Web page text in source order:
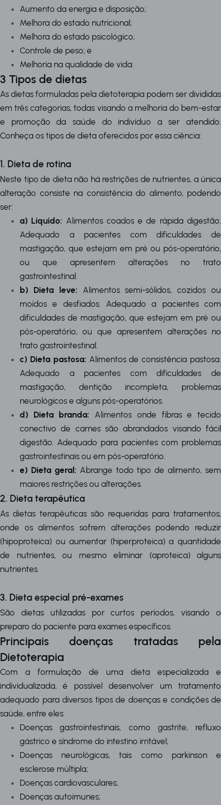
Aumento da energia e disposição;
Melhora do estado nutricional;
Melhora do estado psicológico;
Controle de peso; e
Melhoria na qualidade de vida.
3 Tipos de dietas
As dietas formuladas pela dietoterapia podem ser divididas
em três categorias, todas visando a melhoria do bem-estar
e promoção da saúde do indivíduo a ser atendido.
Conheça os tipos de dieta oferecidos por essa ciência:
1. Dieta de rotina
Neste tipo de dieta não há restrições de nutrientes, a única
alteração consiste na consistência do alimento, podendo
ser:
a) Líquido: Alimentos coados e de rápida digestão.
Adequado a pacientes com dificuldades de
mastigação, que estejam em pré ou pós-operatório,
ou que apresentem alterações no trato
gastrointestinal.
b) Dieta leve: Alimentos semi-sólidos, cozidos ou
moídos e desfiados. Adequado a pacientes com
dificuldades de mastigação, que estejam em pré ou
pós-operatório, ou que apresentem alterações no
trato gastrointestinal.
c) Dieta pastosa: Alimentos de consistência pastosa.
Adequado a pacientes com dificuldades de
mastigação, dentição incompleta, problemas
neurológicos e alguns pós-operatórios.
d) Dieta branda: Alimentos onde fibras e tecido
conectivo de carnes são abrandados visando fácil
digestão. Adequado para pacientes com problemas
gastrointestinais ou em pós-operatório.
e) Dieta geral: Abrange todo tipo de alimento, sem
maiores restrições ou alterações.
2. Dieta terapêutica
As dietas terapêuticas são requeridas para tratamentos,
onde os alimentos sofrem alterações podendo reduzir
(hipoproteica) ou aumentar (hiperproteica) a quantidade
de nutrientes, ou mesmo eliminar (aproteica) alguns
nutrientes.
3. Dieta especial pré-exames
São dietas utilizadas por curtos períodos, visando o
preparo do paciente para exames específicos.
Principais doenças tratadas pela
Dietoterapia
Com a formulação de uma dieta especializada e
individualizada, é possível desenvolver um tratamento
adequado para diversos tipos de doenças e condições de
saúde, entre eles:
Doenças gastrointestinais, como gastrite, refluxo
gástrico e síndrome do intestino irritável;
Doenças neurológicas, tais como parkinson e
esclerose múltipla;
Doenças cardiovasculares;
Doenças autoimunes;